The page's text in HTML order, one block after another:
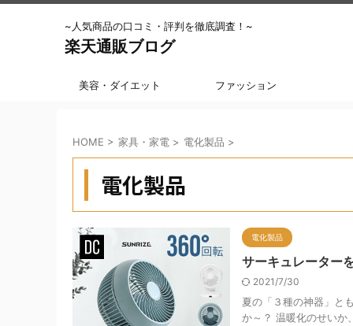
~人気商品の口コミ・評判を徹底調査！~
楽天通販ブログ
美容・ダイエット ファッション
HOME > 家具・家電 > 電化製品 >
電化製品
電化製品
サーキュレーター
2021/7/30
夏の「３種の神器」と
か～？ 温暖化のせいか